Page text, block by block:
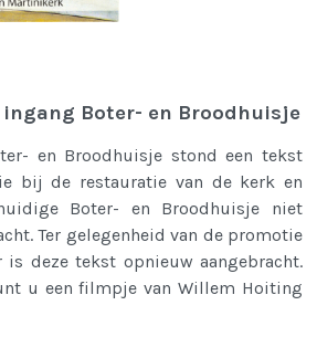
Boter- en Broodhuisje
en Broodhuisje stond een tekst
bij de restauratie van de kerk en
Boter- en Broodhuisje niet
Ter gelegenheid van de promotie
is deze tekst opnieuw aangebracht.
u een filmpje van Willem Hoiting